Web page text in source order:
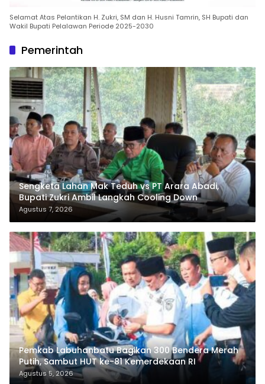
Selamat Atas Pelantikan H. Zukri, SM dan H. Husni Tamrin, SH Bupati dan
Wakil Bupati Pelalawan Periode 2025-2030
Pemerintah
Sengketa Lahan Mak Teduh vs PT Arara Abadi,
Bupati Zukri Ambil Langkah Cooling Down
Agustus 7, 2026
Pemkab Labuhanbatu Bagikan 300 Bendera Merah
Putih, Sambut HUT ke-81 Kemerdekaan RI
Agustus 5, 2026